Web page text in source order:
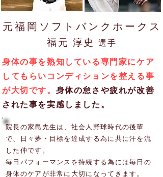
元福岡ソフトバンクホークス
福元 淳史 選手
身体の事を熟知している専門家にケア
してもらいコンディションを整える事
が大切です。 身体の怠さや疲れが改善
された事を実感しました。
院長の家島先生は、社会人野球時代の後輩
で、日々夢・目標を達成する為に共に汗を流
した仲です。
毎日パフォーマンスを持続する為には毎日の
身体のケアが非常に大切になってきます。